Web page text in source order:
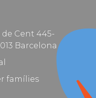
Cent 445-
Barcelona
famílies